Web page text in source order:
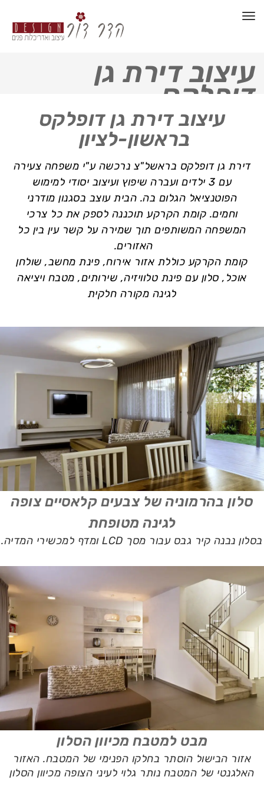
תפריט
עיצוב דירת גן
דופלקס
עיצוב דירת גן דופלקס
בראשון-לציון
דירת גן דופלקס בראשל"צ נרכשה ע"י משפחה צעירה
עם 3 ילדים ועברה שיפוץ ועיצוב יסודי למימוש
הפוטנציאל הגלום בה. הבית עוצב בסגנון מודרני
וחמים. קומת הקרקע תוכננה לספק את כל צרכי
המשפחה המשותפים תוך שמירה על קשר עין בין כל
האזורים.
קומת הקרקע כוללת אזור אירוח, פינת מחשב, שולחן
אוכל, סלון עם פינת טלוויזיה, שירותים, מטבח ויציאה
לגינה מקורה חלקית
סלון בהרמוניה של צבעים קלאסיים צופה
לגינה מטופחת
בסלון נבנה קיר גבס עבור מסך LCD ומדף למכשירי המדיה.
מבט למטבח מכיוון הסלון
אזור הבישול הוסתר בחלקו הפנימי של המטבח. האזור
האלגנטי של המטבח נותר גלוי לעיני הצופה מכיוון הסלון